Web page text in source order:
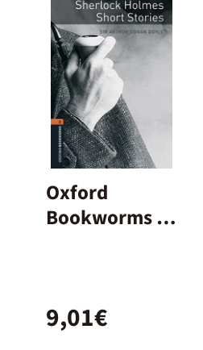
Oxford
Bookworms 2.
Pack
9,01€